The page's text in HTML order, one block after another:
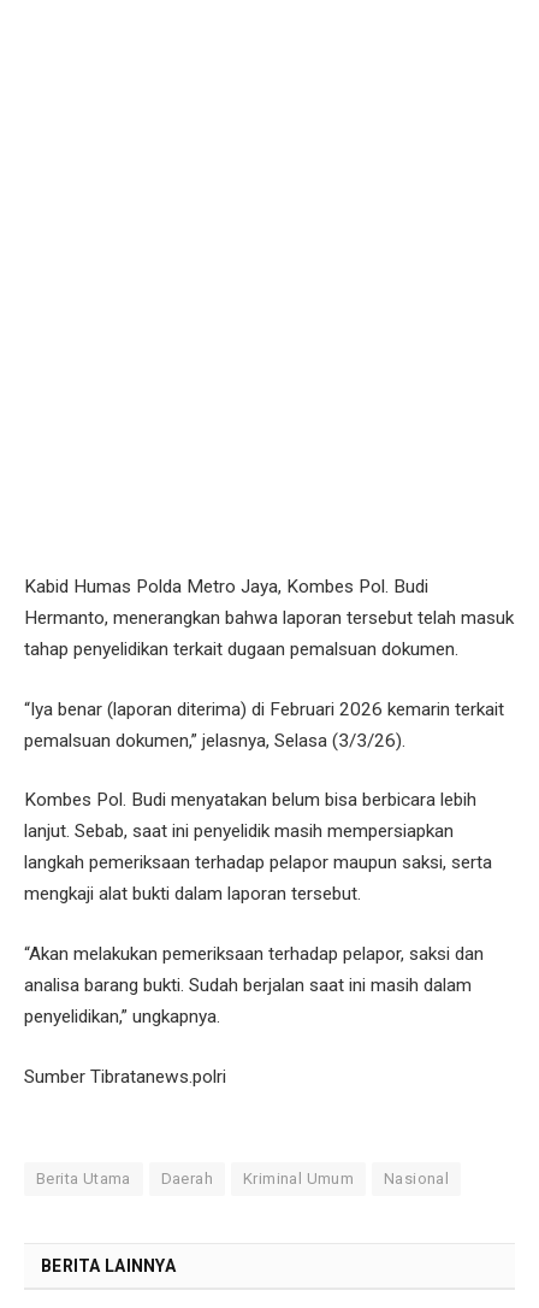
Kabid Humas Polda Metro Jaya, Kombes Pol. Budi
Hermanto, menerangkan bahwa laporan tersebut telah masuk
tahap penyelidikan terkait dugaan pemalsuan dokumen.
“Iya benar (laporan diterima) di Februari 2026 kemarin terkait
pemalsuan dokumen,” jelasnya, Selasa (3/3/26).
Kombes Pol. Budi menyatakan belum bisa berbicara lebih
lanjut. Sebab, saat ini penyelidik masih mempersiapkan
langkah pemeriksaan terhadap pelapor maupun saksi, serta
mengkaji alat bukti dalam laporan tersebut.
“Akan melakukan pemeriksaan terhadap pelapor, saksi dan
analisa barang bukti. Sudah berjalan saat ini masih dalam
penyelidikan,” ungkapnya.
Sumber Tibratanews.polri
Berita Utama Daerah Kriminal Umum Nasional
BERITA LAINNYA